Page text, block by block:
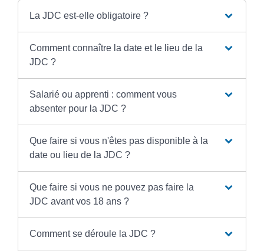
La JDC est-elle obligatoire ?
Comment connaître la date et le lieu de la
JDC ?
Salarié ou apprenti : comment vous
absenter pour la JDC ?
Que faire si vous n'êtes pas disponible à la
date ou lieu de la JDC ?
Que faire si vous ne pouvez pas faire la
JDC avant vos 18 ans ?
Comment se déroule la JDC ?